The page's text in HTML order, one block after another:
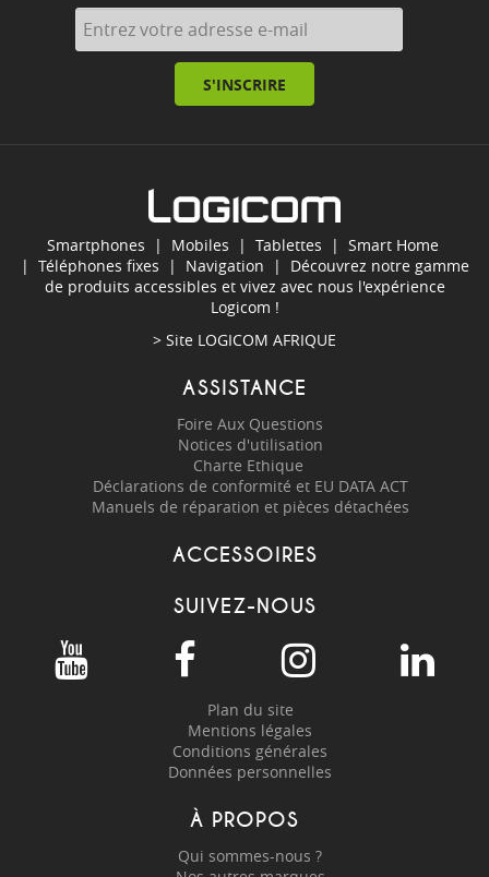
S'INSCRIRE
Smartphones | Mobiles | Tablettes | Smart Home
| Téléphones fixes | Navigation | Découvrez notre gamme
de produits accessibles et vivez avec nous l'expérience
Logicom !
> Site LOGICOM AFRIQUE
ASSISTANCE
Foire Aux Questions
Notices d'utilisation
Charte Ethique
Déclarations de conformité et EU DATA ACT
Manuels de réparation et pièces détachées
ACCESSOIRES
SUIVEZ-NOUS
Plan du site
Mentions légales
Conditions générales
Données personnelles
À PROPOS
Qui sommes-nous ?